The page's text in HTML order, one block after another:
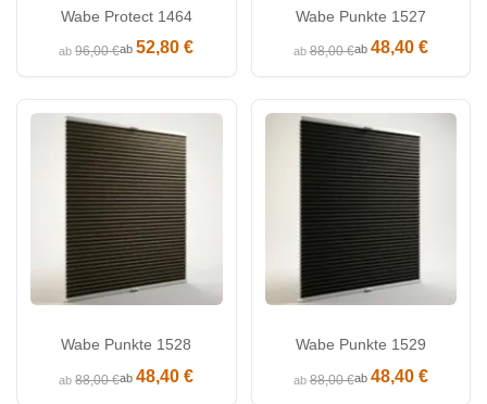
Wabe Protect 1464
ab96,00 €ab52,80 €
Wabe Punkte 1527
ab88,00 €ab 48,40 €
Wabe Punkte 1528
ab88,00 €ab48,40 €
Wabe Punkte 1529
ab88,00 €ab 48,40 €